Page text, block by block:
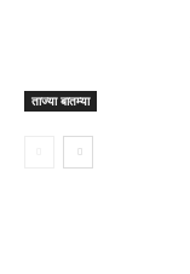
ताज्या बातम्या